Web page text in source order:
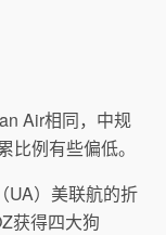
Air相同，中规
例有些偏低。
UA）美联航的折
获得四大狗